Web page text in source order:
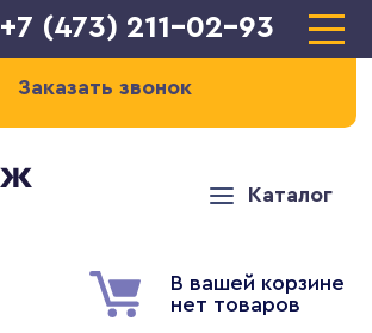
+7 (473) 211-02-93
Заказать звонок
Каталог
В вашей корзине
нет товаров